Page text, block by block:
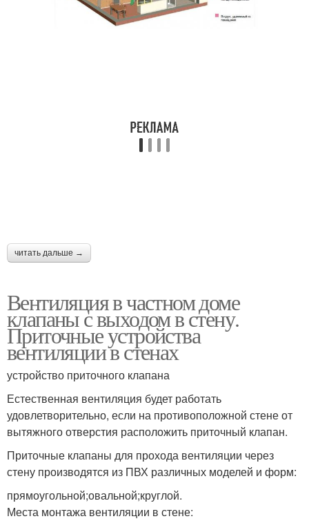
читать дальше →
Вентиляция в частном доме
клапаны с выходом в стену.
Приточные устройства
вентиляции в стенах
устройство приточного клапана
Естественная вентиляция будет работать
удовлетворительно, если на противоположной стене от
вытяжного отверстия расположить приточный клапан.
Приточные клапаны для прохода вентиляции через
стену производятся из ПВХ различных моделей и форм:
прямоугольной;овальной;круглой.
Места монтажа вентиляции в стене: